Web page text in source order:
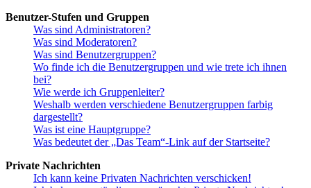
Benutzer-Stufen und Gruppen
Was sind Administratoren?
Was sind Moderatoren?
Was sind Benutzergruppen?
Wo finde ich die Benutzergruppen und wie trete ich ihnen
bei?
Wie werde ich Gruppenleiter?
Weshalb werden verschiedene Benutzergruppen farbig
dargestellt?
Was ist eine Hauptgruppe?
Was bedeutet der „Das Team“-Link auf der Startseite?
Private Nachrichten
Ich kann keine Privaten Nachrichten verschicken!